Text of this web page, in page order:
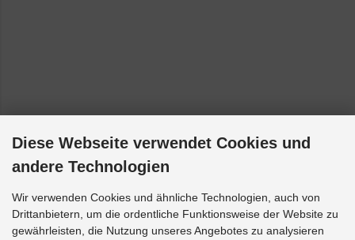
Diese Webseite verwendet Cookies und
andere Technologien
Wir verwenden Cookies und ähnliche Technologien, auch von
Drittanbietern, um die ordentliche Funktionsweise der Website zu
gewährleisten, die Nutzung unseres Angebotes zu analysieren